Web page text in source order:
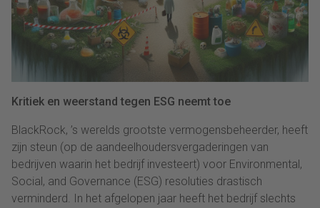
Kritiek en weerstand tegen ESG neemt toe
BlackRock, ’s werelds grootste vermogensbeheerder, heeft
zijn steun (op de aandeelhoudersvergaderingen van
bedrijven waarin het bedrijf investeert) voor Environmental,
Social, and Governance (ESG) resoluties drastisch
verminderd. In het afgelopen jaar heeft het bedrijf slechts